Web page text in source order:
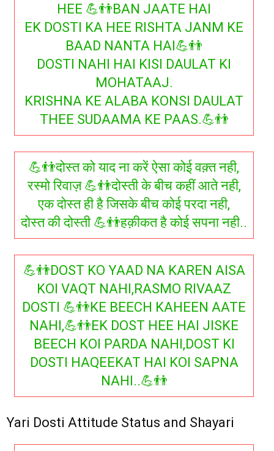
HEE 💪👬BAN JAATE HAI
EK DOSTI KA HEE RISHTA JANM KE
BAAD NANTA HAI💪👬
DOSTI NAHI HAI KISI DAULAT KI
MOHATAAJ.
KRISHNA KE ALABA KONSI DAULAT
THEE SUDAAMA KE PAAS.💪👬
💪👬दोस्त को याद ना करें ऐसा कोई वक़्त नही,
रस्मो रिवाज़ 💪👬दोस्ती के बीच कहीं आते नही,
एक दोस्त ही है जिसके बीच कोई परदा नही,
दोस्त की दोस्ती 💪👬हक़ीकत है कोई सपना नही..
💪👬DOST KO YAAD NA KAREN AISA
KOI VAQT NAHI,RASMO RIVAAZ
DOSTI 💪👬KE BEECH KAHEEN AATE
NAHI,💪👬EK DOST HEE HAI JISKE
BEECH KOI PARDA NAHI,DOST KI
DOSTI HAQEEKAT HAI KOI SAPNA
NAHI..💪👬
Yari Dosti Attitude Status and Shayari